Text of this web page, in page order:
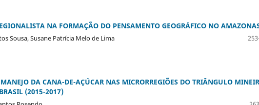
NA FORMAÇÃO DO PENSAMENTO GEOGRÁFICO NO
Sousa, Susane Patrícia Melo de Lima
DA CANA-DE-AÇÚCAR NAS MICRORREGIÕES DO TRIÂNGULO
(2015-2017)